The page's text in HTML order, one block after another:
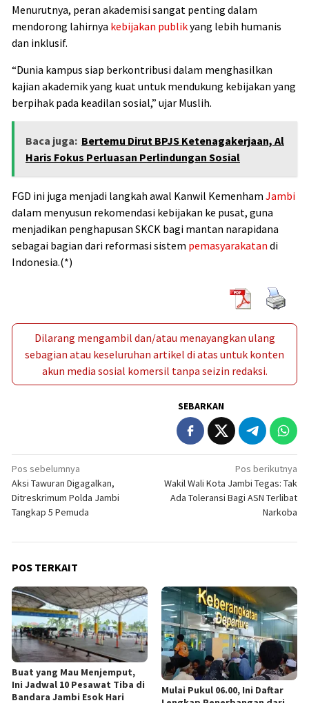
Menurutnya, peran akademisi sangat penting dalam
mendorong lahirnya kebijakan publikyang lebih humanis
dan inklusif.
“Dunia kampus siap berkontribusi dalam menghasilkan
kajian akademik yang kuat untuk mendukung kebijakan yang
berpihak pada keadilan sosial,” ujar Muslih.
Baca juga: Bertemu Dirut BPJS Ketenagakerjaan, Al
Haris Fokus Perluasan Perlindungan Sosial
FGD ini juga menjadi langkah awal Kanwil Kemenham Jambi
dalam menyusun rekomendasi kebijakan ke pusat, guna
menjadikan penghapusan SKCK bagi mantan narapidana
sebagai bagian dari reformasi sistem pemasyarakatan di
Indonesia.(*)
Dilarang mengambil dan/atau menayangkan ulang
sebagian atau keseluruhan artikel di atas untuk konten
akun media sosial komersil tanpa seizin redaksi.
SEBARKAN
Navigasi
pos
Pos sebelumnya
Aksi Tawuran Digagalkan,
Ditreskrimum Polda Jambi
Tangkap 5 Pemuda
Pos berikutnya
Wakil Wali Kota Jambi Tegas: Tak
Ada Toleransi Bagi ASN Terlibat
Narkoba
POS TERKAIT
Buat yang Mau Menjemput,
Ini Jadwal 10 Pesawat Tiba di
Bandara Jambi Esok Hari
Mulai Pukul 06.00, Ini Daftar